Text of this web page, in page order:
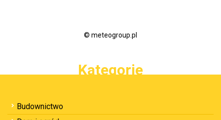
© meteogroup.pl
Kategorie
Budownictwo